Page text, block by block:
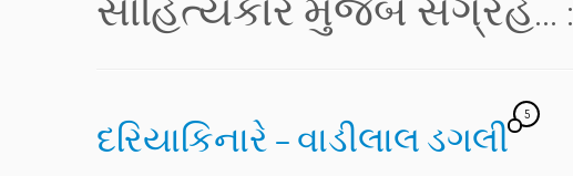
દરિયાકિનારે – વાડીલાલ ડગલી
5